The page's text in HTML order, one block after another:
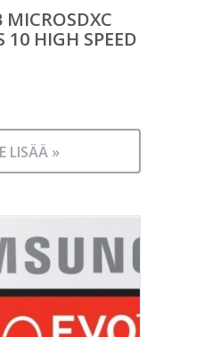
MICROSDXC
10 HIGH SPEED
LISÄÄ »